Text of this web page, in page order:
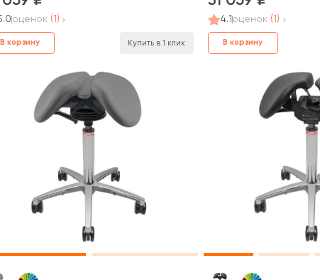
оценок (1)
В корзину Купить в 1 клик
4.1 оценок (1)
В корзину